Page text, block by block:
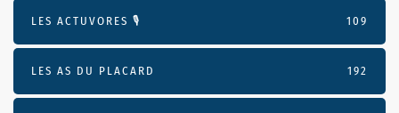
LES ACTUVORES 🎙 109
LES AS DU PLACARD 192